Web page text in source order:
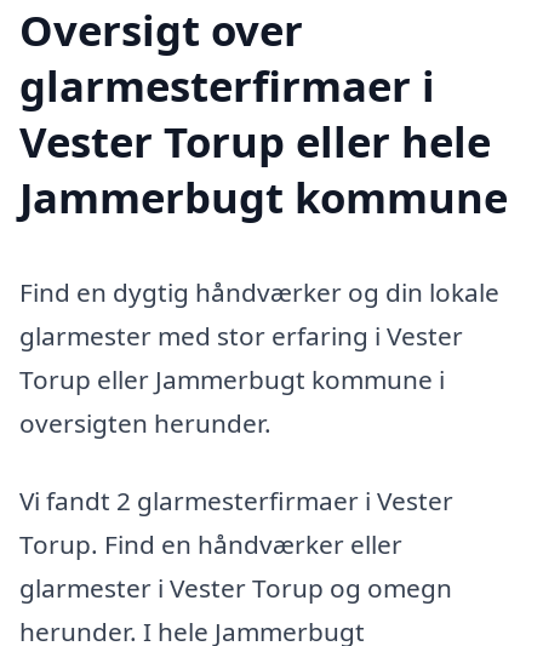
Oversigt over
glarmesterfirmaer i
Vester Torup eller hele
Jammerbugt kommune
Find en dygtig håndværker og din lokale
glarmester med stor erfaring i Vester
Torup eller Jammerbugt kommune i
oversigten herunder.
Vi fandt 2 glarmesterfirmaer i Vester
Torup. Find en håndværker eller
glarmester i Vester Torup og omegn
herunder. I hele Jammerbugt